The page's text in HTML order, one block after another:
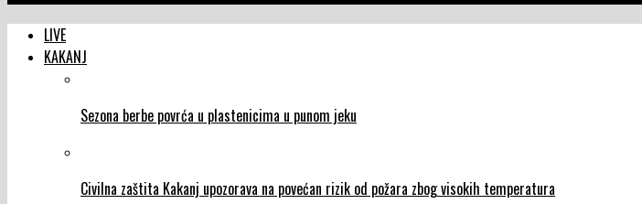
LIVE
KAKANJ
Sezona berbe povrća u plastenicima u punom jeku
Civilna zaštita Kakanj upozorava na povećan rizik od požara zbog visokih temperatura